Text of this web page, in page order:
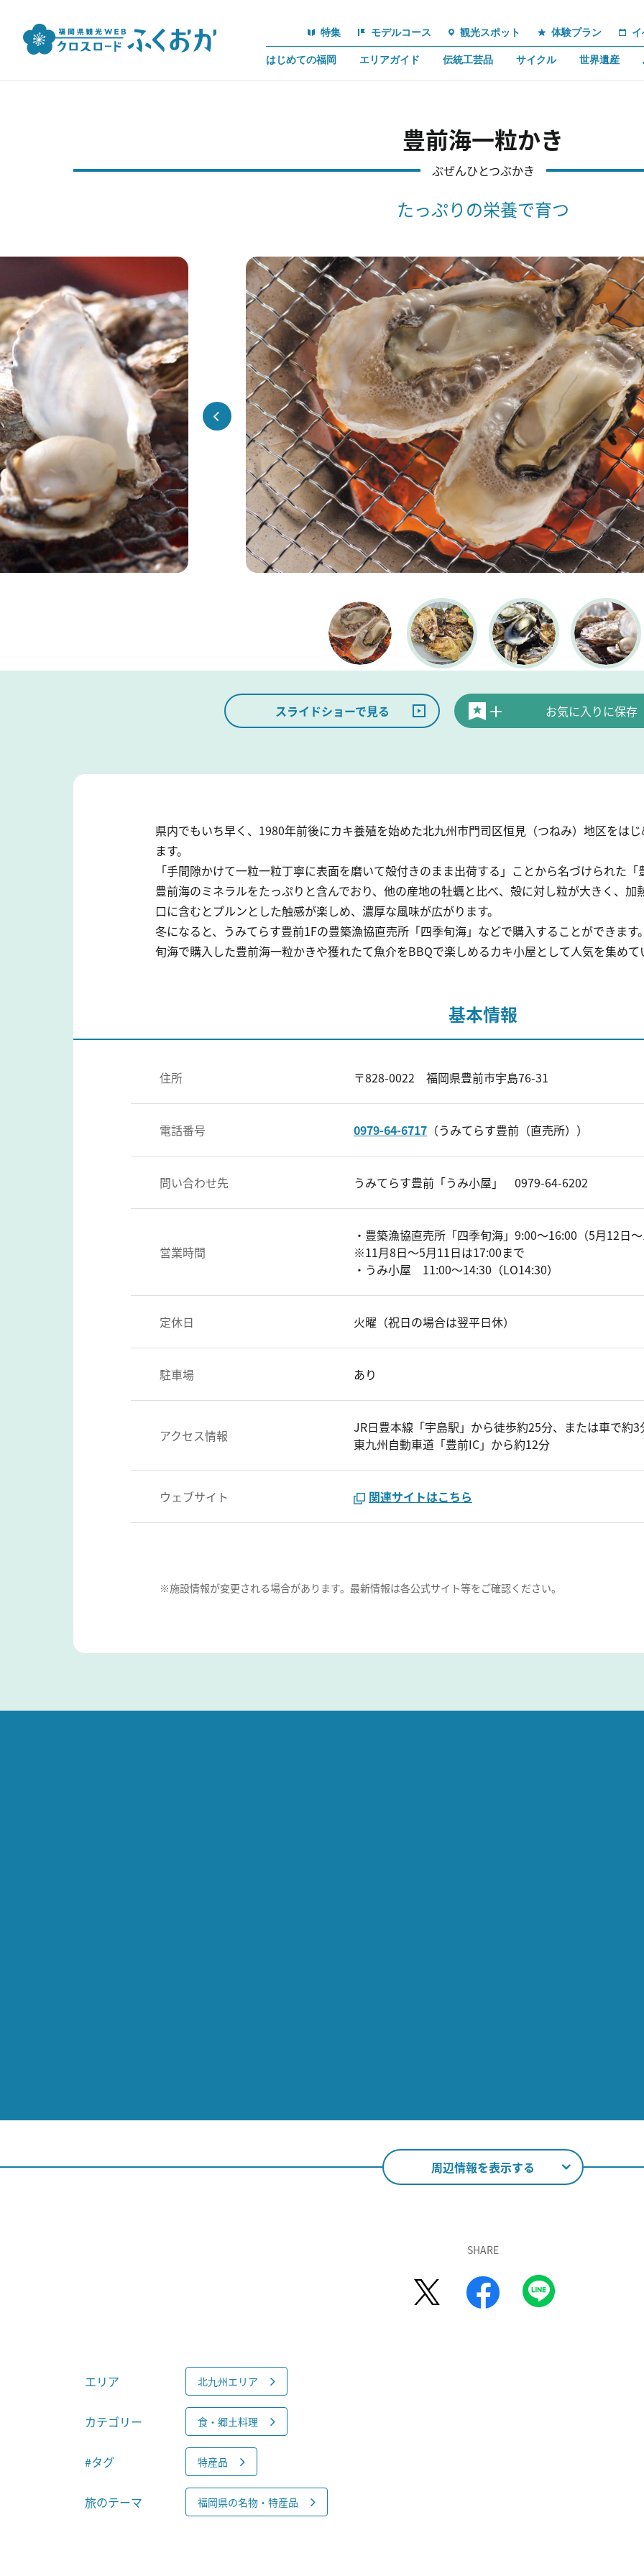
特集 モデルコース 観光スポット 体験プラン
はじめての福岡 エリアガイド 伝統工芸品 サイクル 世界遺産
豊前海一粒かき
ぶぜんひとつぶかき
たっぷりの栄養で育つ
スライドショーで見る お気に入りに保存
県内でもいち早く、1980年前後にカキ養殖を始めた北九州市門司区恒見（つねみ）地区をは
ます。
「手間隙かけて一粒一粒丁寧に表面を磨いて殻付きのまま出荷する」ことから名づけられた
豊前海のミネラルをたっぷりと含んでおり、他の産地の牡蠣と比べ、殻に対し粒が大きく、加
口に含むとプルンとした触感が楽しめ、濃厚な風味が広がります。
冬になると、うみてらす豊前1Fの豊築漁協直売所「四季旬海」などで購入することができま
旬海で購入した豊前海一粒かきや獲れたて魚介をBBQで楽しめるカキ小屋として人気を集めて
基本情報
住所 〒828-0022 福岡県豊前市宇島76-31
電話番号 0979-64-6717 （うみてらす豊前（直売所））
問い合わせ先 うみてらす豊前「うみ小屋」 0979-64-6202
営業時間
・豊築漁協直売所「四季旬海」9:00～16:00（5月12日
※11月8日～5月11日は17:00まで
・うみ小屋 11:00～14:30（LO14:30）
定休日 火曜（祝日の場合は翌平日休）
駐車場 あり
アクセス情報
JR日豊本線「宇島駅」から徒歩約25分、または車で約3
東九州自動車道「豊前IC」から約12分
ウェブサイト 関連サイトはこちら
※施設情報が変更される場合があります。最新情報は各公式サイト等をご確認ください。
周辺情報を表示する
SHARE
エリア 北九州エリア
カテゴリー 食・郷土料理
#タグ 特産品
旅のテーマ 福岡県の名物・特産品